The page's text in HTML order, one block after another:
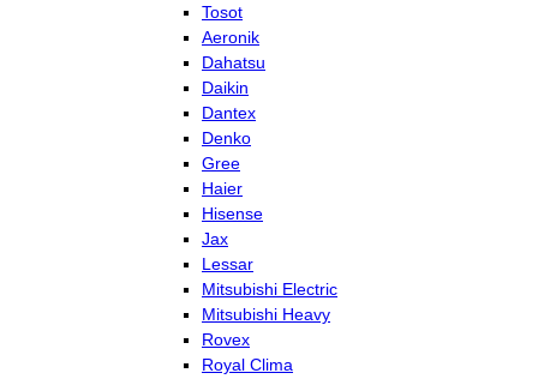
Tosot
Aeronik
Dahatsu
Daikin
Dantex
Denko
Gree
Haier
Hisense
Jax
Lessar
Mitsubishi Electric
Mitsubishi Heavy
Rovex
Royal Clima